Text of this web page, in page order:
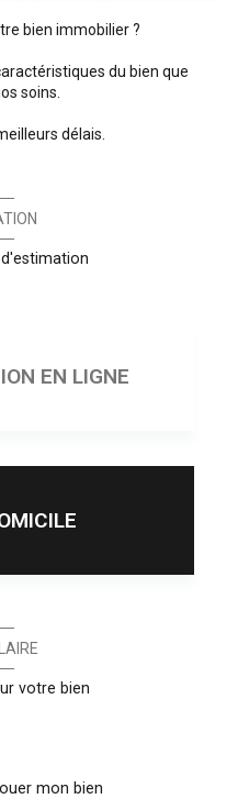
bien immobilier ?
du bien que
soins.
délais.
EN LIGNE
en 4 étapes
votre bien
louer mon bien